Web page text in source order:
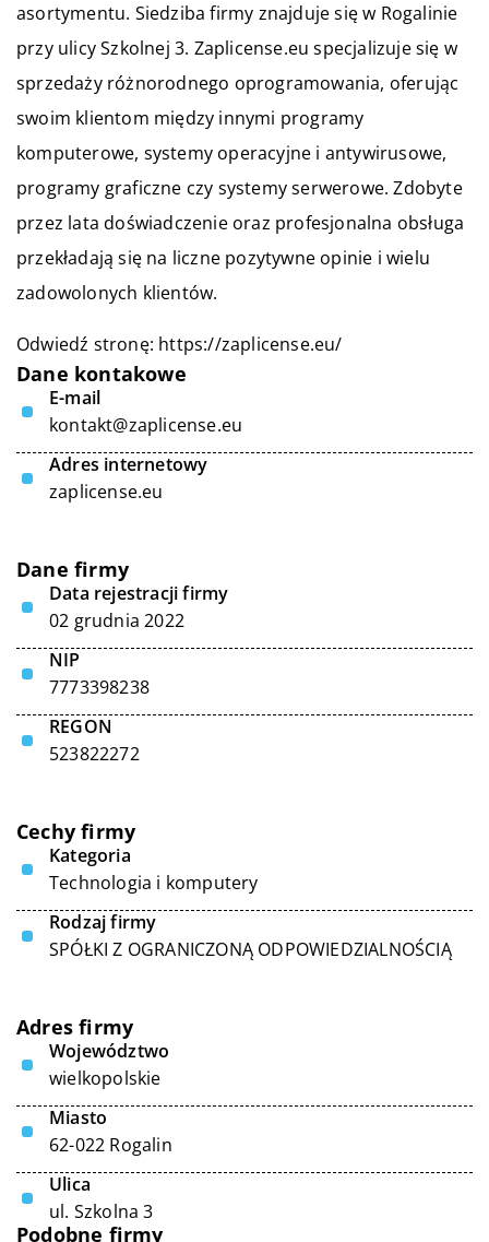
asortymentu. Siedziba firmy znajduje się w Rogalinie
przy ulicy Szkolnej 3. Zaplicense.eu specjalizuje się w
sprzedaży różnorodnego oprogramowania, oferując
swoim klientom między innymi programy
komputerowe, systemy operacyjne i antywirusowe,
programy graficzne czy systemy serwerowe. Zdobyte
przez lata doświadczenie oraz profesjonalna obsługa
przekładają się na liczne pozytywne opinie i wielu
zadowolonych klientów.
Odwiedź stronę: https://zaplicense.eu/
Dane kontakowe
E-mail
kontakt@zaplicense.eu
Adres internetowy
zaplicense.eu
Dane firmy
Data rejestracji firmy
02 grudnia 2022
NIP
7773398238
REGON
523822272
Cechy firmy
Kategoria
Technologia i komputery
Rodzaj firmy
SPÓŁKI Z OGRANICZONĄ ODPOWIEDZIALNOŚCIĄ
Adres firmy
Województwo
wielkopolskie
Miasto
62-022 Rogalin
Ulica
ul. Szkolna 3
Podobne firmy